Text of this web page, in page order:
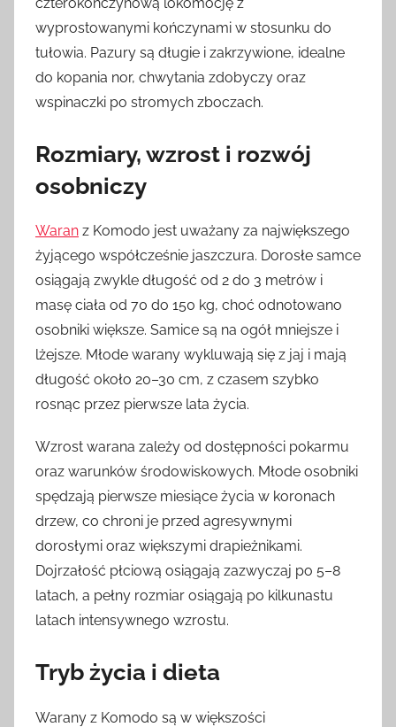
wyprostowanymi kończynami w stosunku do
tułowia. Pazury są długie i zakrzywione, idealne
do kopania nor, chwytania zdobyczy oraz
wspinaczki po stromych zboczach.
Rozmiary, wzrost i rozwój
osobniczy
Waran z Komodo jest uważany za największego
żyjącego współcześnie jaszczura. Dorosłe samce
osiągają zwykle długość od 2 do 3 metrów i
masę ciała od 70 do 150 kg, choć odnotowano
osobniki większe. Samice są na ogół mniejsze i
lżejsze. Młode warany wykluwają się z jaj i mają
długość około 20–30 cm, z czasem szybko
rosnąc przez pierwsze lata życia.
Wzrost warana zależy od dostępności pokarmu
oraz warunków środowiskowych. Młode osobniki
spędzają pierwsze miesiące życia w koronach
drzew, co chroni je przed agresywnymi
dorosłymi oraz większymi drapieżnikami.
Dojrzałość płciową osiągają zazwyczaj po 5–8
latach, a pełny rozmiar osiągają po kilkunastu
latach intensywnego wzrostu.
Tryb życia i dieta
Warany z Komodo są w większości